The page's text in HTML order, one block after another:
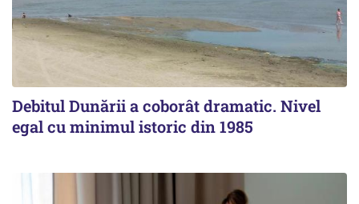
Debitul Dunării a coborât dramatic. Nivel
egal cu minimul istoric din 1985